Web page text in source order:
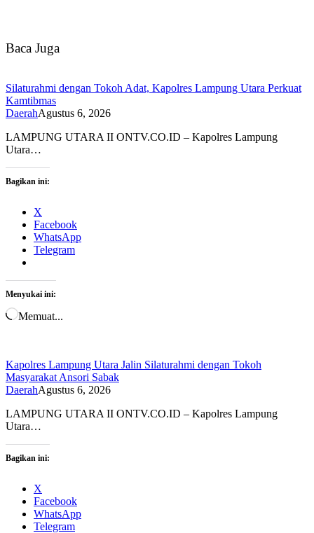
Baca Juga
Silaturahmi dengan Tokoh Adat, Kapolres Lampung Utara Perkuat
Kamtibmas
DaerahAgustus 6, 2026
LAMPUNG UTARA II ONTV.CO.ID – Kapolres Lampung
Utara…
Bagikan ini:
X
Facebook
WhatsApp
Telegram
Menyukai ini:
Memuat...
Kapolres Lampung Utara Jalin Silaturahmi dengan Tokoh
Masyarakat Ansori Sabak
DaerahAgustus 6, 2026
LAMPUNG UTARA II ONTV.CO.ID – Kapolres Lampung
Utara…
Bagikan ini:
X
Facebook
WhatsApp
Telegram